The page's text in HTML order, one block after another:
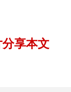
分享本文